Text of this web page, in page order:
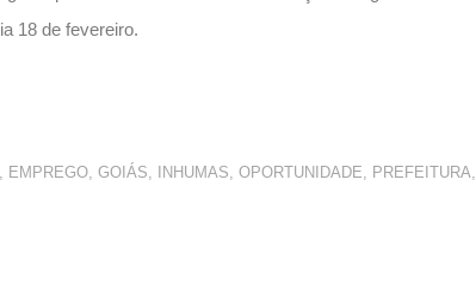
18 de fevereiro.
, EMPREGO, GOIÁS, INHUMAS, OPORTUNIDADE, PREFEITURA,